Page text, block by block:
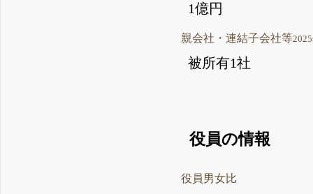
1億円
親会社・連結子会社等
被所有1社
役員の情報
役員男女比